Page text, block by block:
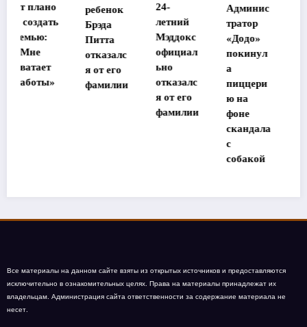
ребенок
Брэда
Питта
отказалс
я от его
фамилии
24-
летний
Мэддокс
официал
ьно
отказалс
Админис
тратор
«Додо»
покинул
а
пиццери
ю на
фоне
потеряв
шей
память
в Таилан
участниц
ы
«Дома-2»
Все материалы на данном сайте взяты из открытых источников и предоставляются
исключительно в ознакомительных целях. Права на материалы принадлежат их
владельцам. Администрация сайта ответственности за содержание материала не
несет.